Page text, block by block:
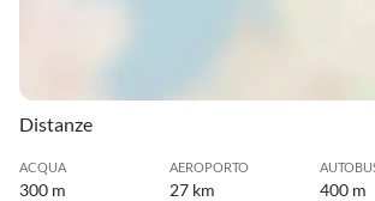
Distanze
ACQUA
300 m
AEROPORTO
27 km 400 m